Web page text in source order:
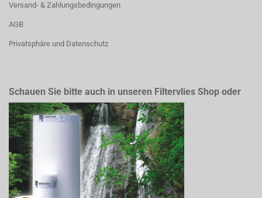
Versand- & Zahlungsbedingungen
AGB
Privatsphäre und Datenschutz
Schauen Sie bitte auch in unseren Filtervlies Shop oder